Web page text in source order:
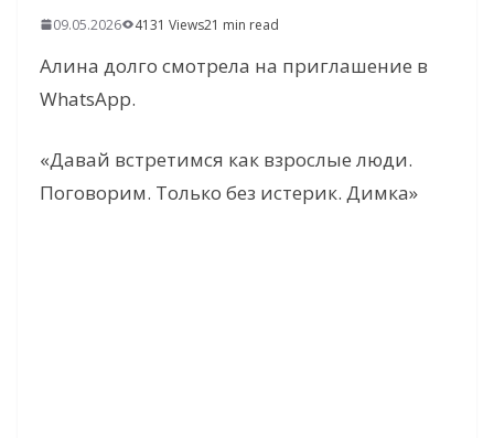
09.05.2026 4131 Views21 min read
Алина долго смотрела на приглашение в
WhatsApp.
«Давай встретимся как взрослые люди.
Поговорим. Только без истерик. Димка»